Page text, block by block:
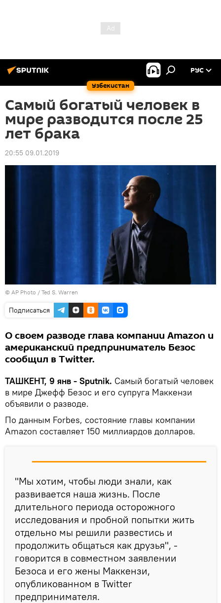
Узбекистан
РУС
Самый богатый человек в
мире разводится после 25
лет брака
20:55 09.01.2019
© AP Photo / Ted S. Warren
Подписаться
О своем разводе глава компании Amazon и
американский предприниматель Безос
сообщил в Twitter.
ТАШКЕНТ, 9 янв - Sputnik. Самый богатый человек
в мире Джефф Безос и его супруга Маккензи
объявили о разводе.
По данным Forbes, состояние главы компании
Amazon составляет 150 миллиардов долларов.
"Мы хотим, чтобы люди знали, как
развивается наша жизнь. После
длительного периода осторожного
исследования и пробной попытки жить
отдельно мы решили развестись и
продолжить общаться как друзья", -
говорится в совместном заявлении
Безоса и его жены Маккензи,
опубликованном в Twitter
предпринимателя.